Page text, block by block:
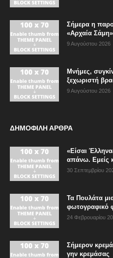
Σήμερα η
«Αρχαία Σάμη»
9 Αυγούστου 2026
Μνήμες,
ξεχωριστή
9 Αυγούστου 2026
ΔΗΜΟΦΙΛΗ ΑΡΘΡΑ
«Είσαι
απάνω. Εμείς
30 Σεπτεμβρίου
Τα Πουλάτα
φωτογραφικό
24 Φεβρουαρίου
Σήμερον
γην κρεμάσας